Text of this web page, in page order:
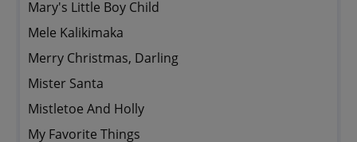
Mary's Little Boy Child
Mele Kalikimaka
Merry Christmas, Darling
Mister Santa
Mistletoe And Holly
My Favorite Things